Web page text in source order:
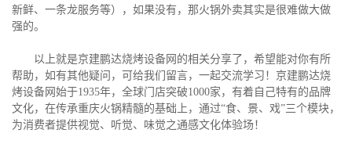
新鲜、一条龙服务等），如果没有，那火锅外卖其实是很难做大做
强的。
以上就是京建鹏达烧烤设备网的相关分享了，希望能对你有所
帮助，如有其他疑问，可给我们留言，一起交流学习！京建鹏达烧
烤设备网始于1935年，全球门店突破1000家，有着自己特有的品牌
文化，在传承重庆火锅精髓的基础上，通过“食、景、戏”三个模块，
为消费者提供视觉、听觉、味觉之通感文化体验场！